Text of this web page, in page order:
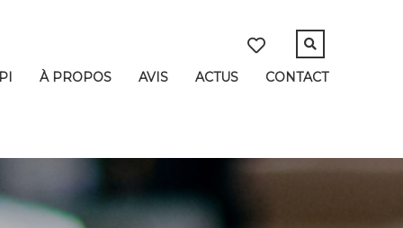
À PROPOS AVIS ACTUS CONTACT